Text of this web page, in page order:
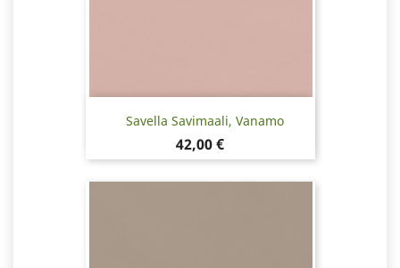
Savella Savimaali, Vanamo
Hinta
42,00 €